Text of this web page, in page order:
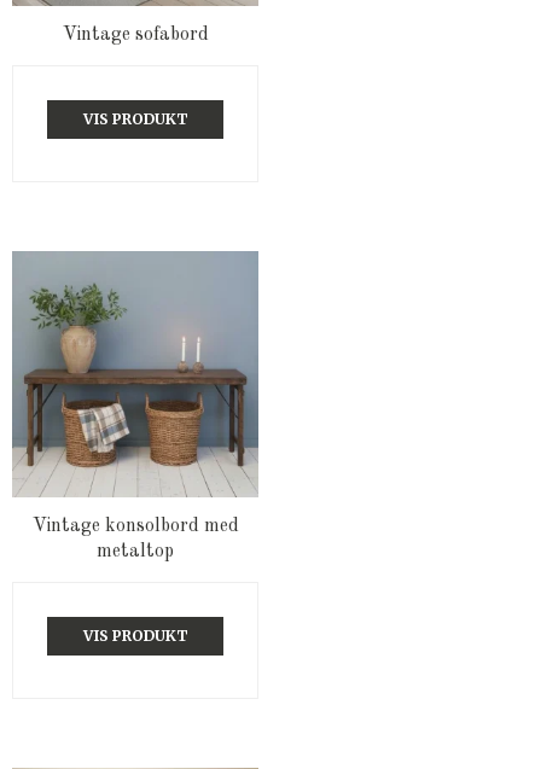
Vintage sofabord
VIS PRODUKT
Vintage konsolbord med
metaltop
VIS PRODUKT